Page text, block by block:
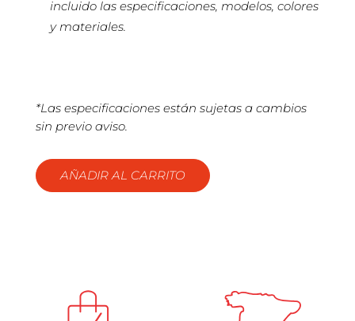
incluido las especificaciones, modelos, colores
y materiales.
*Las especificaciones están sujetas a cambios
sin previo aviso.
AÑADIR AL CARRITO